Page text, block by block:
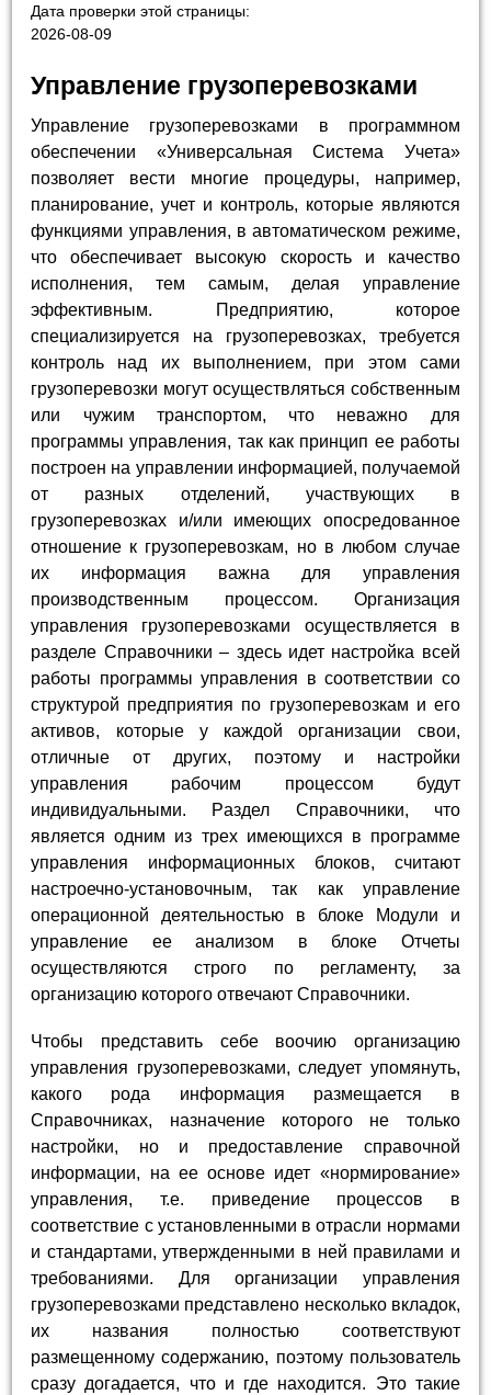
Дата проверки этой страницы:
2026-08-09
Управление грузоперевозками
Управление грузоперевозками в программном
обеспечении «Универсальная Система Учета»
позволяет вести многие процедуры, например,
планирование, учет и контроль, которые являются
функциями управления, в автоматическом режиме,
что обеспечивает высокую скорость и качество
исполнения, тем самым, делая управление
эффективным. Предприятию, которое
специализируется на грузоперевозках, требуется
контроль над их выполнением, при этом сами
грузоперевозки могут осуществляться собственным
или чужим транспортом, что неважно для
программы управления, так как принцип ее работы
построен на управлении информацией, получаемой
от разных отделений, участвующих в
грузоперевозках и/или имеющих опосредованное
отношение к грузоперевозкам, но в любом случае
их информация важна для управления
производственным процессом. Организация
управления грузоперевозками осуществляется в
разделе Справочники – здесь идет настройка всей
работы программы управления в соответствии со
структурой предприятия по грузоперевозкам и его
активов, которые у каждой организации свои,
отличные от других, поэтому и настройки
управления рабочим процессом будут
индивидуальными. Раздел Справочники, что
является одним из трех имеющихся в программе
управления информационных блоков, считают
настроечно-установочным, так как управление
операционной деятельностью в блоке Модули и
управление ее анализом в блоке Отчеты
осуществляются строго по регламенту, за
организацию которого отвечают Справочники.
Чтобы представить себе воочию организацию
управления грузоперевозками, следует упомянуть,
какого рода информация размещается в
Справочниках, назначение которого не только
настройки, но и предоставление справочной
информации, на ее основе идет «нормирование»
управления, т.е. приведение процессов в
соответствие с установленными в отрасли нормами
и стандартами, утвержденными в ней правилами и
требованиями. Для организации управления
грузоперевозками представлено несколько вкладок,
их названия полностью соответствуют
размещенному содержанию, поэтому пользователь
сразу догадается, что и где находится. Это такие